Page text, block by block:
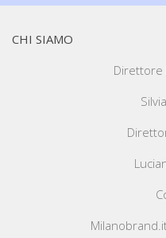
CHI SIAMO
Direttore